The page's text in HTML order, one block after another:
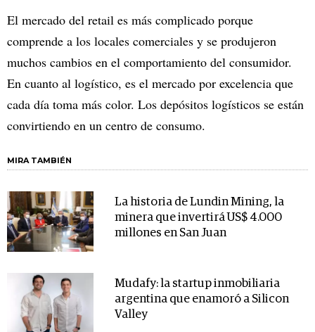
El mercado del retail es más complicado porque
comprende a los locales comerciales y se produjeron
muchos cambios en el comportamiento del consumidor.
En cuanto al logístico, es el mercado por excelencia que
cada día toma más color. Los depósitos logísticos se están
convirtiendo en un centro de consumo.
MIRA TAMBIÉN
La historia de Lundin Mining, la
minera que invertirá US$ 4.000
millones en San Juan
Mudafy: la startup inmobiliaria
argentina que enamoró a Silicon
Valley